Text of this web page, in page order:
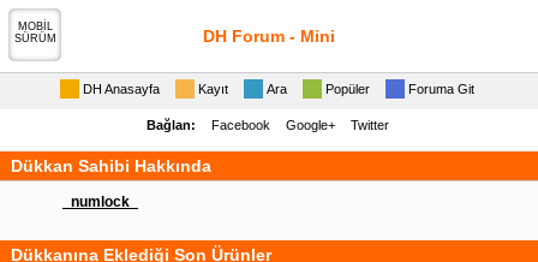
MOBİL
SÜRÜM
DH Forum - Mini
DH Anasayfa Kayıt Ara Popüler Foruma Git
Bağlan: Facebook Google+ Twitter
Dükkan Sahibi Hakkında
_numlock_
Dükkanına Eklediği Son Ürünler